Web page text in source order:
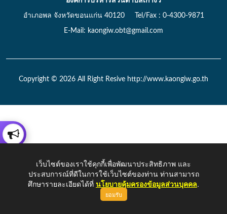
อำเภอพล จังหวัดขอนแก่น 40120 Tel/Fax : 0-4300-9871
E-Mail: kaongiw.obt@gmail.com
Copyright © 2026 All Right Resive http://www.kaongiw.go.th
เว็บไซต์ของเราใช้คุกกี้เพื่อพัฒนาประสิทธิภาพ และ
ประสบการณ์ที่ดีในการใช้เว็บไซต์ของท่าน ท่านสามารถ
ศึกษารายละเอียดได้ที่ นโยบายคุ้มครองข้อมูลส่วนบุคคล.
ยอมรับ